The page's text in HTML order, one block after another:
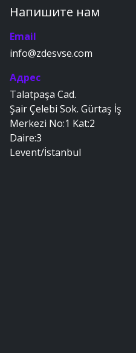
Напишите нам
Email
info@zdesvse.com
Адрес
Talatpaşa Cad.
Şair Çelebi Sok. Gürtaş İş
Merkezi No:1 Kat:2
Daire:3
Levent/İstanbul